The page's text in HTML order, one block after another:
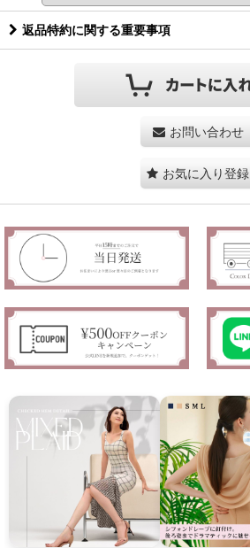
返品特約に関する重要事項
お問い合わせ
お気に入り登録